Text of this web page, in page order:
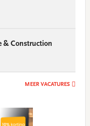
& Construction
MEER VACATURES